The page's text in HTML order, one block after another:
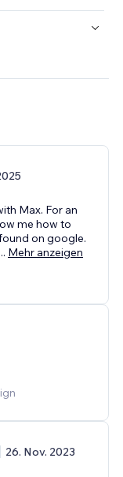
Max. For an
me how to
on google.
... Mehr anzeigen
26. Nov. 2023